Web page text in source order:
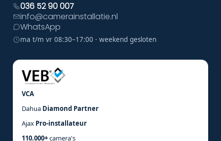
036 52 90 007
info@camerainstallatie.nl
WhatsApp
ma t/m vr 08:30–17:00 · weekend gesloten
VCA
Dahua Diamond Partner
Ajax Pro-installateur
110.000+camera's